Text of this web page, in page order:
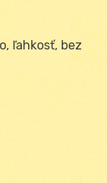
ľahkosť, bez